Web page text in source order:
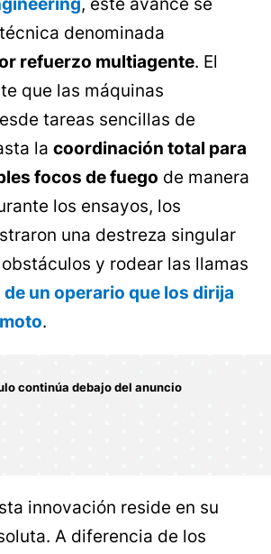
, este avance se
denominada
refuerzo multiagente. El
que las máquinas
tareas sencillas de
la coordinación total para
focos de fuego de manera
los ensayos, los
una destreza singular
y rodear las llamas
un operario que los dirija
.
innovación reside en su
A diferencia de los